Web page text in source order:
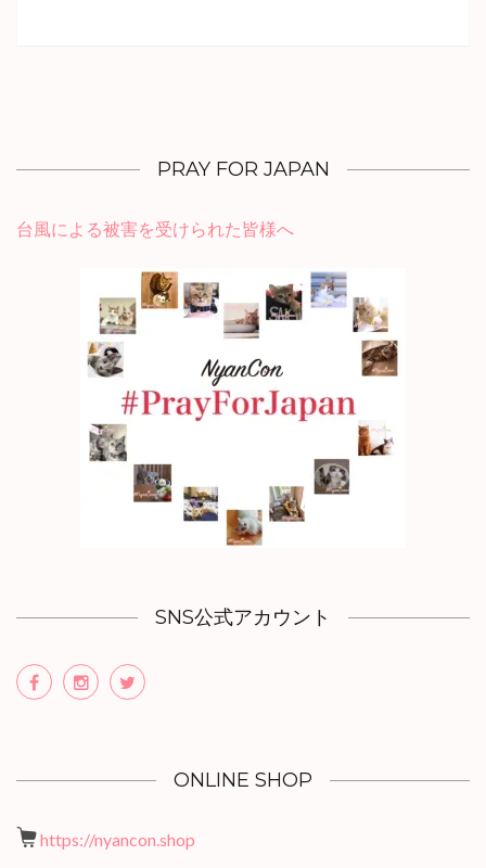
PRAY FOR JAPAN
台風による被害を受けられた皆様へ
SNS公式アカウント
ONLINE SHOP
https://nyancon.shop